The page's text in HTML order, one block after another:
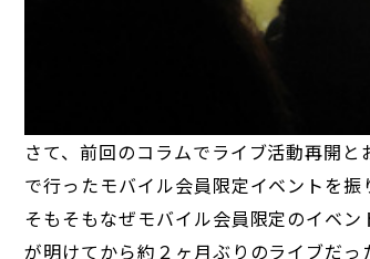
さて、前回のコラムでライブ活動再開
で行ったモバイル会員限定イベントを振
そもそもなぜモバイル会員限定のイベ
が明けてから約２ヶ月ぶりのライブだ